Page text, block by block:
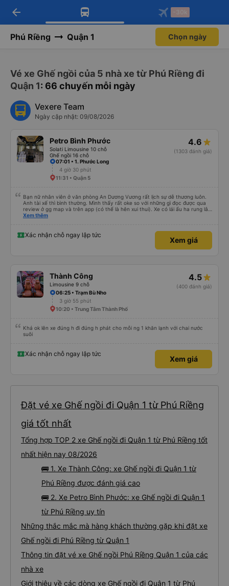
Tải app Vexere ngay!
Nhận ưu đãi thành viên độc
Mở app
Tải app Vexere
-30k/ghế khi đặt vé máy bay qua
Mở app
arrow_back -30k
Phú Riềng Quận 1 Chọn ngày
Vé xe Ghế ngồi của 5 nhà xe từ Phú Riềng đi
Quận 1: 66 chuyến mỗi ngày
Vexere Team
Ngày cập nhật: 09/08/2026
Petro Bình Phước
Solati Limousine 10 chỗ
Ghế ngồi 16 chỗ
4.6
(1303 đánh giá)
07:01 • 1. Phước Long
4 giờ 30 phút
11:31 • Quận 5
Bạn nữ nhân viên ở văn phòng An Dương Vương rất lịch sự dễ thương luôn.
Anh tài xế thì bình thường. Mình thấy rất oke so với những gì đọc được qua
review ở gg map và trên app (có thể là hên xui thui). Xe có lái ẩu ha rung lắc
hay không thì cũng ko rõ tại mình say xe nên ngủ ko à
Xem thêm
Xác nhận chỗ ngay lập tức
Xem giá
Thành Công
Limousine 9 chỗ
4.5
(400 đánh giá)
06:25 • Trạm Bù Nho
3 giờ 55 phút
10:20 • Trung Tâm Thành Phố
Khá ok lên xe đúng h đi đúng h phát cho mỗi ng 1 khăn lạnh với chai nước
suôi
Xác nhận chỗ ngay lập tức
Xem giá
Đặt vé xe Ghế ngồi đi Quận 1 từ Phú Riềng
giá tốt nhất
Tổng hợp TOP 2 xe Ghế ngồi đi Quận 1 từ Phú Riềng tốt
nhất hiện nay 08/2026
🚌 1. Xe Thành Công: xe Ghế ngồi đi Quận 1 từ
Phú Riềng được đánh giá cao
🚌 2. Xe Petro Bình Phước: xe Ghế ngồi đi Quận 1
từ Phú Riềng uy tín
Những thắc mắc mà hàng khách thường gặp khi đặt xe
Ghế ngồi đi Phú Riềng từ Quận 1
Thông tin đặt vé xe Ghế ngồi Phú Riềng Quận 1 của các
nhà xe
Giới thiệu về các dòng xe Ghế ngồi đi Quận 1 từ Phú